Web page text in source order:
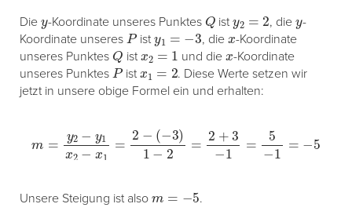
Die -Koordinate unseres Punktes Q ist , die -
Koordinate unseres Pisty1 =−3 , diex-Koordinate
unseres Punktes Q ist x2=1 und diex-Koordinate
unseres Punktes Pistx1=
. Diese Werte setzen wir
jetzt in unsere obige Formel ein und erhalten:
x1= − −3) =2 + 3− −1
Unsere Steigung ist also .